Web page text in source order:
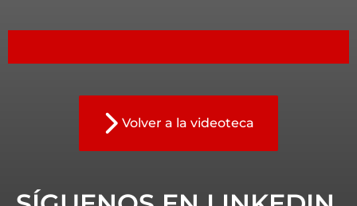
Volver a la videoteca